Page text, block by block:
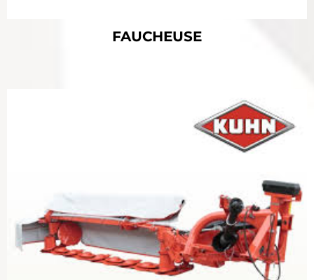
FAUCHEUSE